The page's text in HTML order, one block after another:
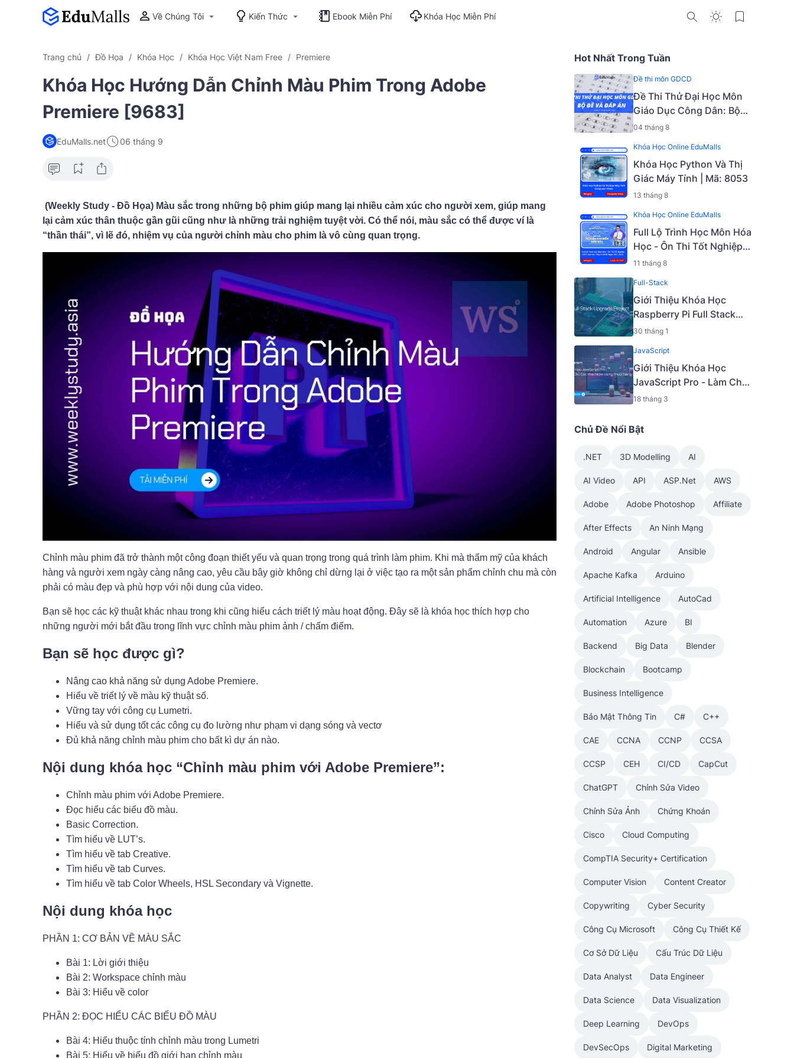
Về Chúng Tôi Kiến Thức Ebook Miễn Phí Khóa Học Miễn Phí
Trang chủ Đồ Họa Khóa Học Khóa Học Việt Nam Free Premiere
Khóa Học Hướng Dẫn Chỉnh Màu Phim Trong Adobe
Premiere [9683]
EduMalls.net 06 tháng 9
(Weekly Study - Đồ Họa) Màu sắc trong những bộ phim giúp mang lại nhiều cảm xúc cho người xem, giúp mang
lại cảm xúc thân thuộc gần gũi cũng như là những trải nghiệm tuyệt vời. Có thể nói, màu sắc có thể được ví là
“thần thái”, vì lẽ đó, nhiệm vụ của người chỉnh màu cho phim là vô cùng quan trọng.
Chỉnh màu phim đã trở thành một công đoạn thiết yếu và quan trọng trong quá trình làm phim. Khi mà thẩm mỹ của khách
hàng và người xem ngày càng nâng cao, yêu cầu bây giờ không chỉ dừng lại ở việc tạo ra một sản phẩm chỉnh chu mà còn
phải có màu đẹp và phù hợp với nội dung của video.
Bạn sẽ học các kỹ thuật khác nhau trong khi cũng hiểu cách triết lý màu hoạt động. Đây sẽ là khóa học thích hợp cho
những người mới bắt đầu trong lĩnh vực chỉnh màu phim ảnh / chấm điểm.
Bạn sẽ học được gì?
Nâng cao khả năng sử dụng Adobe Premiere.
Hiểu về triết lý về màu kỹ thuật số.
Vững tay với công cụ Lumetri.
Hiểu và sử dụng tốt các công cụ đo lường như phạm vi dạng sóng và vectơ
Đủ khả năng chỉnh màu phim cho bất kì dự án nào.
Nội dung khóa học “Chỉnh màu phim với Adobe Premiere”:
Chỉnh màu phim với Adobe Premiere.
Đọc hiểu các biểu đồ màu.
Basic Correction.
Tìm hiểu về LUT’s.
Tìm hiểu về tab Creative.
Tìm hiểu về tab Curves.
Tìm hiểu về tab Color Wheels, HSL Secondary và Vignette.
Nội dung khóa học
PHẦN 1: CƠ BẢN VỀ MÀU SẮC
Bài 1: Lời giới thiệu
Bài 2: Workspace chỉnh màu
Bài 3: Hiểu về color
PHẦN 2: ĐỌC HIỂU CÁC BIỂU ĐỒ MÀU
Bài 4: Hiểu thuộc tính chỉnh màu trong Lumetri
Bài 5: Hiểu về biểu đồ giới hạn chỉnh màu
Hot Nhất Trong Tuần
Đề thi môn GDCD
Đề Thi Thử Đại Học Môn
Giáo Dục Công Dân: Bộ
Đề Và Đáp Án
04 tháng 8
Khóa Học Online EduMalls
Khóa Học Python Và Thị
Giác Máy Tính | Mã: 8053
13 tháng 8
Khóa Học Online EduMalls
Full Lộ Trình Học Môn Hóa
Học - Ôn Thi Tốt Nghiệp
THPT, Đại Học Với Thầy
| Mã: 9009
11 tháng 8
Full-Stack
Giới Thiệu Khóa Học
Raspberry Pi Full Stack
Upgrade Project [Mã -
30 tháng 1
JavaScript
Giới Thiệu Khóa Học
JavaScript Pro - Làm Chủ
Các Khái Niệm Và Kỹ
6919 A]
18 tháng 3
Chủ Đề Nổi Bật
.NET 3D Modelling AI
AI Video API ASP.Net AWS
Adobe Adobe Photoshop Affiliate
After Effects An Ninh Mạng
Android Angular Ansible
Apache Kafka Arduino
Artificial Intelligence AutoCad
Automation Azure BI
Backend Big Data Blender
Blockchain Bootcamp
Business Intelligence
Bảo Mật Thông Tin C# C++
CAE CCNA CCNP CCSA
CCSP CEH CI/CD CapCut
ChatGPT Chỉnh Sửa Video
Chỉnh Sửa Ảnh Chứng Khoán
Cisco Cloud Computing
CompTIA Security+ Certification
Computer Vision Content Creator
Copywriting Cyber Security
Công Cụ Microsoft Công Cụ Thiết Kế
Cơ Sở Dữ Liệu Cấu Trúc Dữ Liệu
Data Analyst Data Engineer
Data Science Data Visualization
Deep Learning DevOps
DevSecOps Digital Marketing